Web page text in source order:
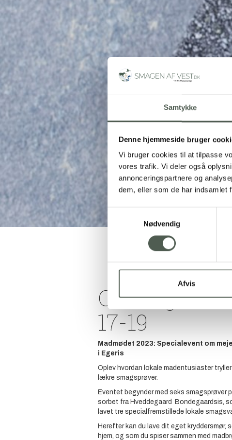
Samtykke
Denne hjemmeside bruger
Vi bruger cookies til at tilpasse
vores trafik. Vi deler også
annonceringspartnere og
dem, eller som de har indsamlet
Nødvendig
Afvis
Onsdag d.
17-19
Madmødet 2023: Specialevent om
i Egeris
Oplev hvordan lokale madentusiaster
lækre smagsprøver.
Eventet begynder med seks smagsprøver
sorbet fra Hveddegaard Bondegaardsis,
lavet tre specialfremstillede lokale
Herefter kan du lave dit eget kryddersmør,
hjem, og som du spiser sammen med